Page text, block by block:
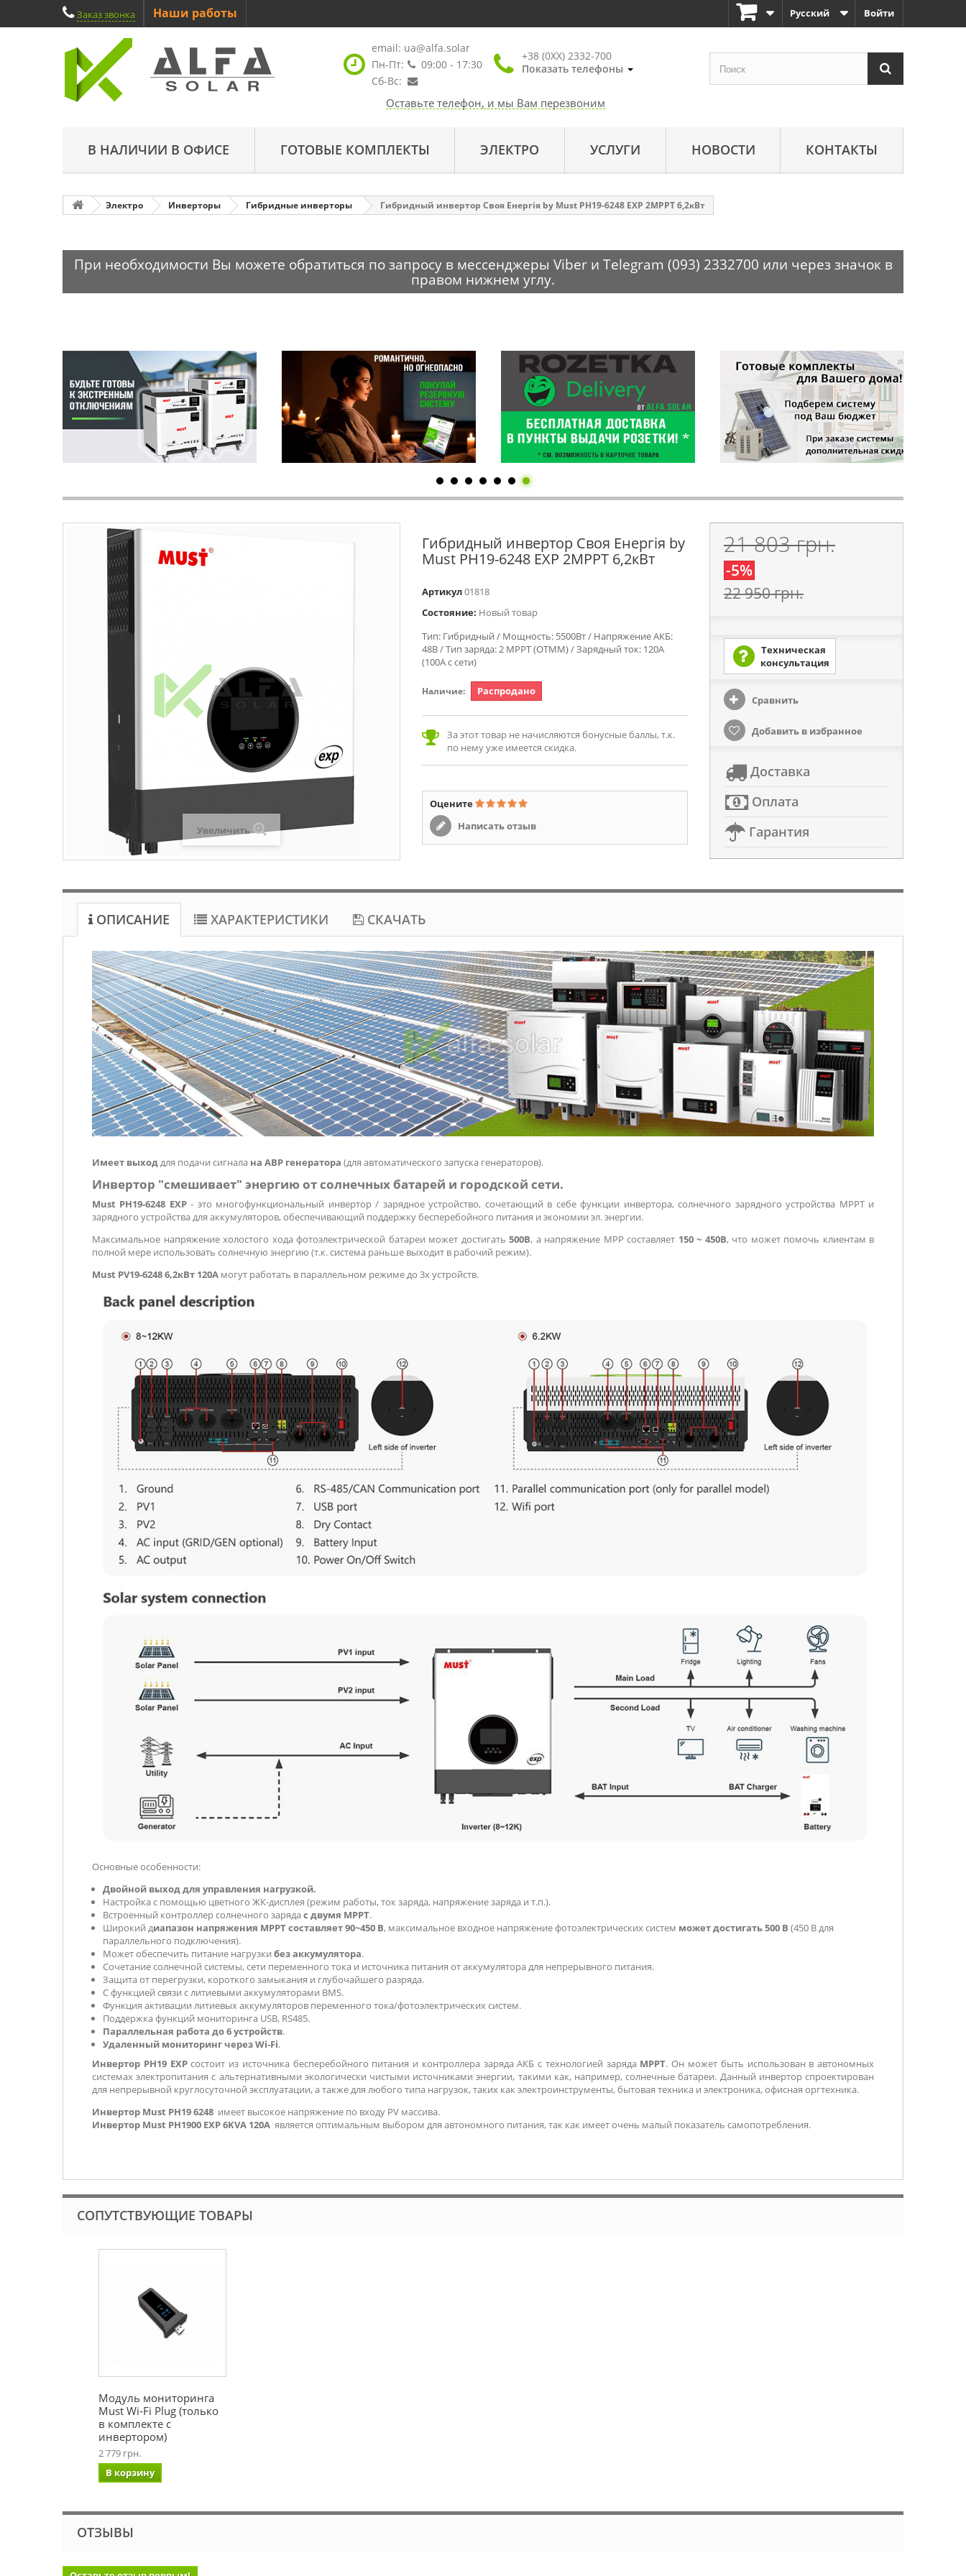
Войти
Русский
Заказ звонка Наши работы
email: ua@alfa.solar
Пн-Пт:
09:00 - 17:30
Сб-Вс:
+38 (0XX) 2332-700
Показать телефоны
Оставьте телефон, и мы Вам перезвоним
В НАЛИЧИИ В ОФИСЕ ГОТОВЫЕ КОМПЛЕКТЫ ЭЛЕКТРО УСЛУГИ НОВОСТИ КОНТАКТЫ
Электро Инверторы Гибридные инверторы Гибридный инвертор Своя Енергія by Must PH19-6248 EXP 2MPPT 6,2кВт
При необходимости Вы можете обратиться по запросу в мессенджеры Viber и Telegram (093) 2332700 или через значок в
правом нижнем углу.
Увеличить
Гибридный инвертор Своя Енергія by
Must PH19-6248 EXP 2MPPT 6,2кВт
Артикул01818
Состояние: Новый товар
Тип: Гибридный / Мощность: 5500Вт / Напряжение АКБ:
48В / Тип заряда: 2 MPPT (ОТММ) / Зарядный ток: 120А
(100А с сети)
Наличие: Распродано
За этот товар не начисляются бонусные баллы, т.к.
по нему уже имеется скидка.
Оцените
Написать отзыв
21 803 грн.
-5%
22 950 грн.
Техническая
консультация
Сравнить
Добавить в избранное
Доставка
Оплата
Гарантия
ОПИСАНИЕ ХАРАКТЕРИСТИКИ СКАЧАТЬ
Имеет выходдля подачи сигнала на АВР генератора (для автоматического запуска генераторов).
Инвертор "смешивает" энергию от солнечных батарей и городской сети.
Must PH19-6248 EXP- это многофункциональный инвертор / зарядное устройство, сочетающий в себе функции инвертора, солнечного зарядного устройства MPPT и
зарядного устройства для аккумуляторов, обеспечивающий поддержку бесперебойного питания и экономии эл. энергии.
Максимальное напряжение холостого хода фотоэлектрической батареи может достигать 500В, а напряжение MPP составляет 150 ~ 450В, что может помочь клиентам в
полной мере использовать солнечную энергию (т.к. система раньше выходит в рабочий режим).
Must PV19-6248 6,2кВт 120А могут работать в параллельном режиме до 3х устройств.
Основные особенности:
Двойной выход для управления нагрузкой.
Настройка с помощью цветного ЖК-дисплея (режим работы, ток заряда, напряжение заряда и т.п.).
Встроенный контроллер солнечного зарядас двумя MPPT.
Широкий диапазон напряжения MPPT составляет 90~450 В, максимальное входное напряжение фотоэлектрических систем может достигать 500 В (450 В для
параллельного подключения).
Может обеспечить питание нагрузки без аккумулятора.
Сочетание солнечной системы, сети переменного тока и источника питания от аккумулятора для непрерывного питания.
Защита от перегрузки, короткого замыкания и глубочайшего разряда.
С функцией связи с литиевыми аккумуляторами BMS.
Функция активации литиевых аккумуляторов переменного тока/фотоэлектрических систем.
Поддержка функций мониторинга USB, RS485.
Параллельная работа до 6 устройств.
Удаленный мониторинг через Wi-Fi.
Инвертор PH19 EXPсостоит из источника бесперебойного питания и контроллера заряда АКБ с технологией заряда MPPT. Он может быть использован в автономных
системах электропитания с альтернативными экологически чистыми источниками энергии, такими как, например, солнечные батареи. Данный инвертор спроектирован
для непрерывной круглосуточной эксплуатации, а также для любого типа нагрузок, таких как электроинструменты, бытовая техника и электроника, офисная оргтехника.
Инвертор Must PH19 6248 имеет высокое напряжение по входу PV массива.
Инвертор Must PH1900 EXP 6KVA 120А является оптимальным выбором для автономного питания, так как имеет очень малый показатель самопотребления.
СОПУТСТВУЮЩИЕ ТОВАРЫ
Модуль мониторинга
Must Wi-Fi Plug (только
в комплекте с
инвертором)
2 779 грн.
В корзину
ОТЗЫВЫ